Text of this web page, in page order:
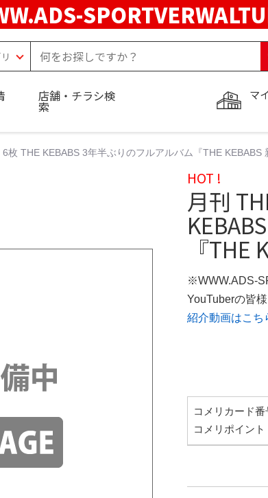
マ
店舗・チラシ検
索
枚 THE KEBABS 3年半ぶりのフルアルバム『THE KEBABS
HOT !
月刊
『THE
※WWW.ADS-
YouTuberの皆
紹介動画はこち
コメリカード
コメリポイント